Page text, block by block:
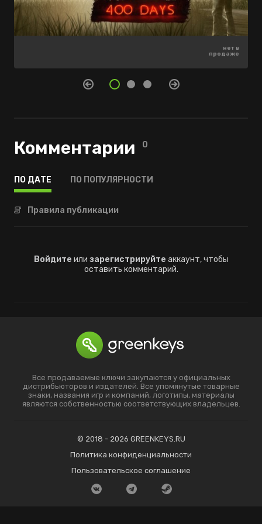
нет в
продаже
нет в
продаже
899 ₽
539 ₽
Комментарии 0
ПО ДАТЕ ПО ПОПУЛЯРНОСТИ
Правила публикации
Войдите или зарегистрируйте аккаунт, чтобы
оставить комментарий.
Все продаваемые ключи закупаются у официальных
дистрибьюторов и издателей. Все упомянутые товарные
знаки, названия игр и компаний, логотипы, материалы
являются собственностью соответствующих владельцев.
© 2018 - 2026 GREENKEYS.RU
Политика конфиденциальности
Пользовательское соглашение